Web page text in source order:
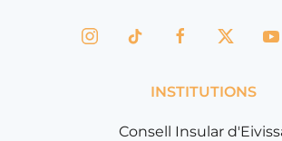
INSTITUTIONS
Consell Insular